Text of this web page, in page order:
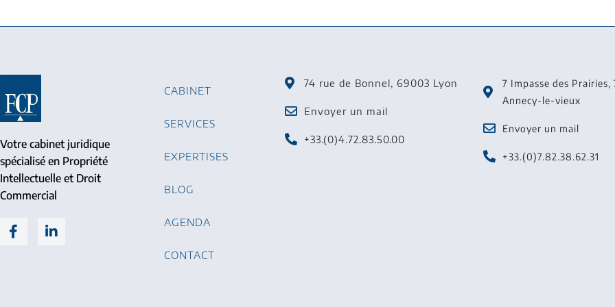
Votre cabinet juridique
spécialisé en Propriété
Intellectuelle et Droit
Commercial
CABINET
SERVICES
EXPERTISES
BLOG
AGENDA
CONTACT
74 rue de Bonnel, 69003 Lyon
Envoyer un mail
+33.(0)4.72.83.50.00
7 Impasse des Prairies,
Annecy-le-vieux
Envoyer un mail
+33.(0)7.82.38.62.31